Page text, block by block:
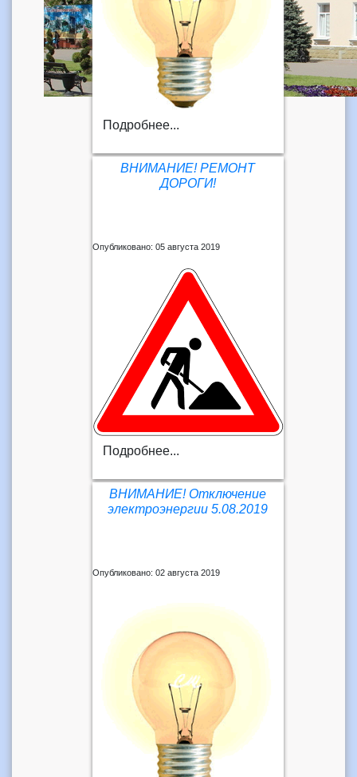
Подробнее...
ВНИМАНИЕ! РЕМОНТ
ДОРОГИ!
Опубликовано: 05 августа 2019
Подробнее...
ВНИМАНИЕ! Отключение
электроэнергии 5.08.2019
Опубликовано: 02 августа 2019